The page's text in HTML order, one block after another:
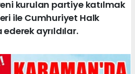
kurulan partiye katılmak
ile Cumhuriyet Halk
ayrıldılar.